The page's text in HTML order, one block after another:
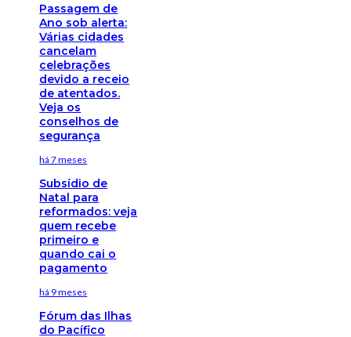
Passagem de
Ano sob alerta:
Várias cidades
cancelam
celebrações
devido a receio
de atentados.
Veja os
conselhos de
segurança
há 7 meses
Subsídio de
Natal para
reformados: veja
quem recebe
primeiro e
quando cai o
pagamento
há 9 meses
Fórum das Ilhas
do Pacífico